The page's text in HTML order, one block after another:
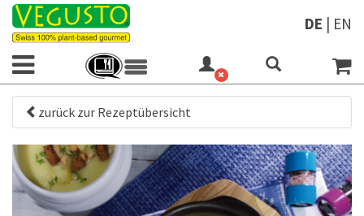
DE | EN
zurück zur Rezeptübersicht